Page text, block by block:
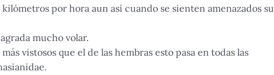
kilómetros por hora aun así cuando se sienten amenazados su
mucho volar.
vistosos que el de las hembras esto pasa en todas las